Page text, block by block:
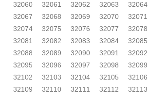
32060
32061 32062 32063 32064
32067
32068 32069 32070 32071
32074
32075 32076 32077 32078
32081
32082 32083 32084 32085
32088
32089 32090 32091 32092
32095
32096 32097 32098 32099
32102
32103 32104 32105 32106
32109
32110 32111 32112 32113